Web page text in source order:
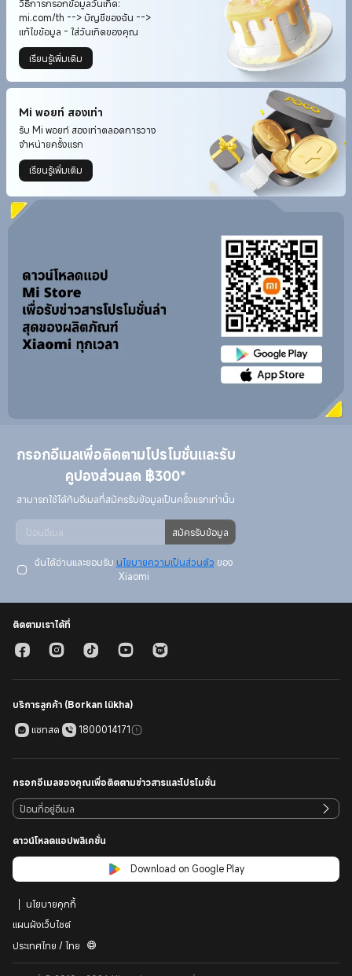
วิธีการกรอกข้อมูลวันเกิด:
mi.com/th --> บัญชีของฉัน -->
แก้ไขข้อมูล - ใส่วันเกิดของคุณ
เรียนรู้เพิ่มเติม
Mi พอยท์ สองเท่า
รับ Mi พอยท์ สองเท่าตลอดการวาง
จำหน่ายครั้งแรก
เรียนรู้เพิ่มเติม
กรอกอีเมลเพื่อติดตามโปรโมชั่นและรับ
คูปองส่วนลด ฿300*
สมัครรับข้อมูล
ฉันได้อ่านและยอมรับ นโยบายความเป็นส่วนตัว ของ
Xiaomi
ติดตามเราได้ที่
บริการลูกค้า (Borkan lükha)
แชทสด
1800014171
กรอกอีเมลของคุณเพื่อติตตามข่าวสารและโปรโมชั่น
ดาวน์โหลดแอปพลิเคชั่น
Download on Google Play
นโยบายคุกกี้
แผนผังเว็บไซต์
ประเทศไทย / ไทย